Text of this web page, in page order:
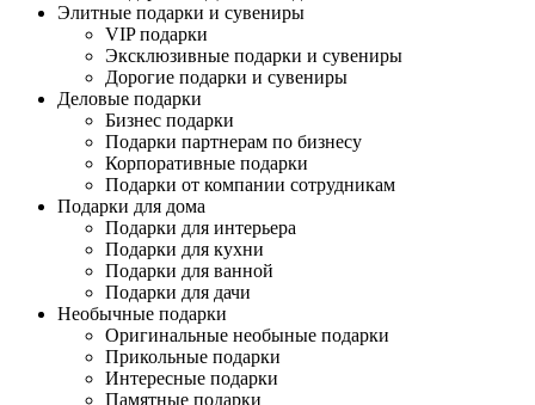
Элитные подарки и сувениры
VIP подарки
Эксклюзивные подарки и сувениры
Дорогие подарки и сувениры
Деловые подарки
Бизнес подарки
Подарки партнерам по бизнесу
Корпоративные подарки
Подарки от компании сотрудникам
Подарки для дома
Подарки для интерьера
Подарки для кухни
Подарки для ванной
Подарки для дачи
Необычные подарки
Оригинальные необыные подарки
Прикольные подарки
Интересные подарки
Памятные подарки